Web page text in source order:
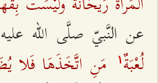
عن النَّبيّ صلَّى الله
لُعْبَةٌ۱ مَنِ اتَّخَذَهَا فَلا